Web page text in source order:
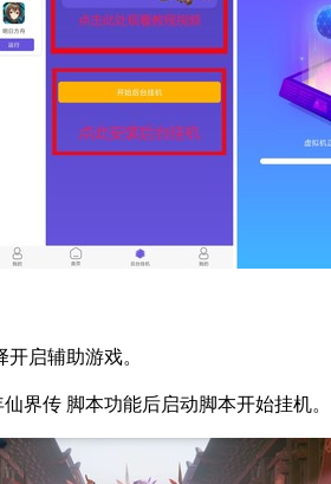
启辅助游戏。
界传 脚本功能后启动脚本开始挂机。